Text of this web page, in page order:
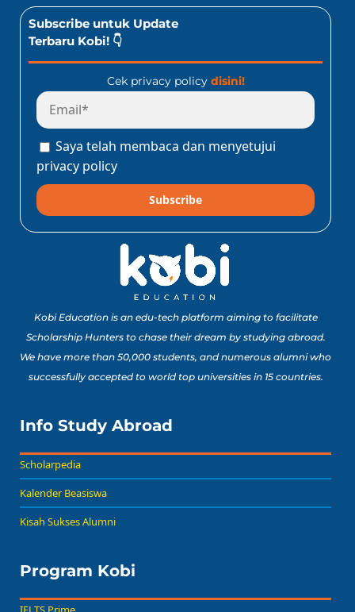
Subscribe untuk Update
Terbaru Kobi! 👇
Cek privacy policy disini!
Saya telah membaca dan menyetujui
privacy policy
Subscribe
Kobi Education is an edu-tech platform aiming to facilitate
Scholarship Hunters to chase their dream by studying abroad.
We have more than 50,000 students, and numerous alumni who
successfully accepted to world top universities in 15 countries.
Info Study Abroad
Scholarpedia
Kalender Beasiswa
Kisah Sukses Alumni
Program Kobi